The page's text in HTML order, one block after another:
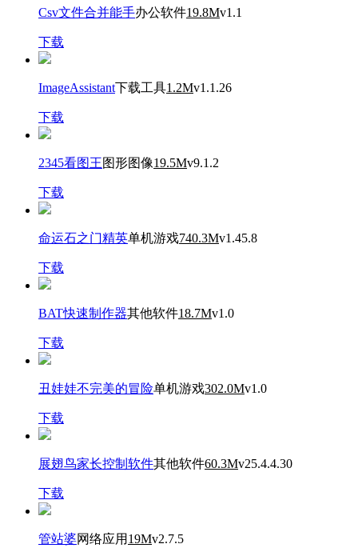
Csv文件合并能手办公软件19.8Mv1.1
下载
ImageAssistant下载工具1.2Mv1.1.26
下载
2345看图王图形图像19.5Mv9.1.2
下载
命运石之门精英单机游戏740.3Mv1.45.8
下载
BAT快速制作器其他软件18.7Mv1.0
下载
丑娃娃不完美的冒险单机游戏302.0Mv1.0
下载
展翅鸟家长控制软件其他软件60.3Mv25.4.4.30
下载
管站婆网络应用 19Mv2.7.5